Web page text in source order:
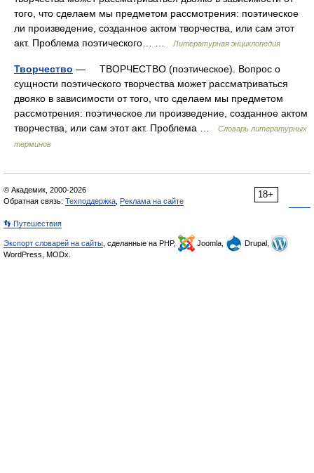
того, что сделаем мы предметом рассмотрения: поэтическое
ли произведение, созданное актом творчества, или сам этот
акт. Проблема поэтического… …
Литературная энциклопедия
Творчество — ТВОРЧЕСТВО (поэтическое). Вопрос о
сущности поэтического творчества может рассматриваться
двояко в зависимости от того, что сделаем мы предметом
рассмотрения: поэтическое ли произведение, созданное актом
творчества, или сам этот акт. Проблема …
Словарь литературных
терминов
18+
© Академик, 2000-2026
Обратная связь: Техподдержка Реклама на сайте
👣 Путешествия
Экспорт словарей на сайты , сделанные на PHP, Joomla,
Drupal,
WordPress, MODx.